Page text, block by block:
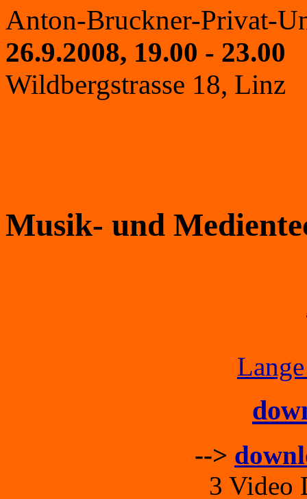
Anton-Bruckner-Privat-
26.9.2008, 19.00 - 23.00
Wildbergstrasse 18, Linz
Musik- und
-->
3 Video